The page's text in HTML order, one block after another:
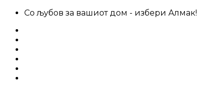
Skip
content
Со љубов за вашиот дом - избери Алмак!